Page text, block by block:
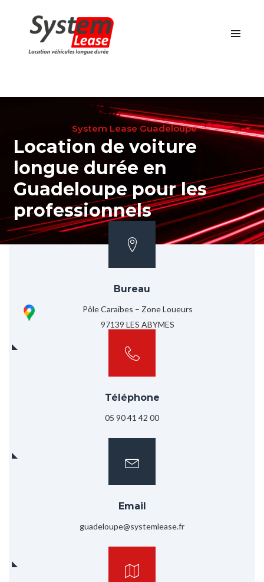
System Lease Guadeloupe
Location de voiture
longue durée en
Guadeloupe pour les
professionnels
Bureau
Pôle Caraïbes – Zone Loueurs
97139 LES ABYMES
Téléphone
05 90 41 42 00
Email
guadeloupe@systemlease.fr